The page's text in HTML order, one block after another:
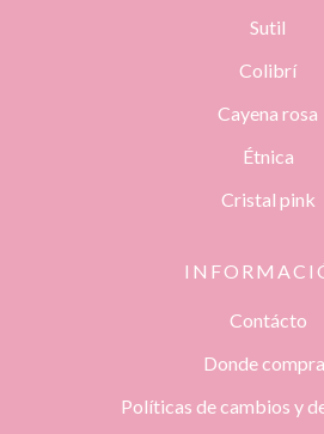
Sutil
Colibrí
Cayena rosa
Étnica
Cristal pink
Contácto
Donde
Políticas de cambios y